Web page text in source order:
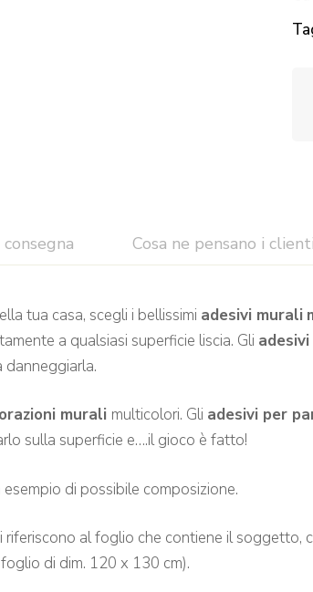
Cosa ne pensano i
lla tua casa, scegli i bellissimi adesivi murali
a qualsiasi superficie liscia. Gli
murali multicolori. Gli adesivi per
sulla superficie e….il gioco è fatto!
di possibile composizione.
riferiscono al foglio che contiene il
di dim. 120 x 130 cm).